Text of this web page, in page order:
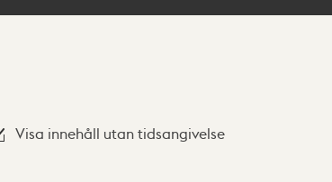
Visa innehåll utan tidsangivelse